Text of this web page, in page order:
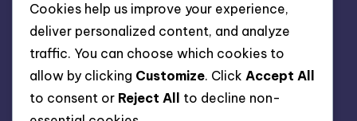
Terms & Conditions
Cookie Policy
Categories
Cookies help us improve your experience,
deliver personalized content, and analyze
traffic. You can choose which cookies to
allow by clicking Customize. Click Accept All
to consent or Reject All
to decline non-